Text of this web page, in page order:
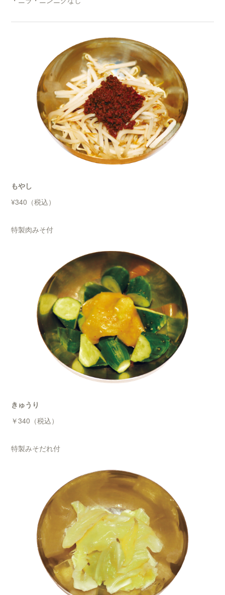
もやし
¥340（税込）
特製肉みそ付
きゅうり
￥340（税込）
特製みそだれ付